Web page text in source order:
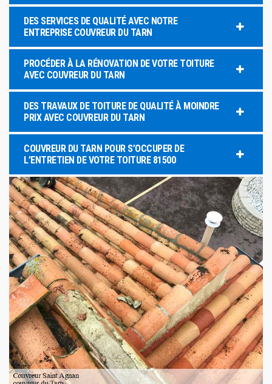
DES SERVICES DE QUALITÉ AVEC NOTRE
ENTREPRISE COUVREUR DU TARN
PROCÉDER À LA RÉNOVATION DE VOTRE TOITURE
AVEC COUVREUR DU TARN
DES TRAVAUX DE TOITURE DE QUALITÉ À MOINDRE
PRIX AVEC COUVREUR DU TARN
COUVREUR DU TARN POUR S’OCCUPER DE
L’ENTRETIEN DE VOTRE TOITURE 81500